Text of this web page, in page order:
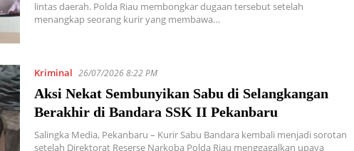
lintas daerah. Polda Riau membongkar dugaan tersebut setelah
menangkap seorang kurir yang membawa…
Kriminal 26/07/2026 8:22 PM
Aksi Nekat Sembunyikan Sabu di Selangkangan
Berakhir di Bandara SSK II Pekanbaru
Salingka Media, Pekanbaru – Kurir Sabu Bandara kembali menjadi sorotan
setelah Direktorat Reserse Narkoba Polda Riau menggagalkan upaya